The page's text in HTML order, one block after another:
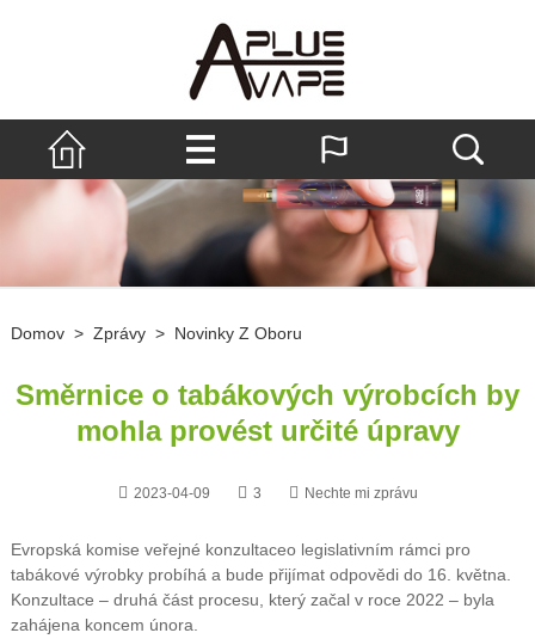
Domov > Zprávy > Novinky Z Oboru
Směrnice o tabákových výrobcích by
mohla provést určité úpravy
2023-04-09 3 Nechte mi zprávu
Evropská komise veřejné konzultaceo legislativním rámci pro
tabákové výrobky probíhá a bude přijímat odpovědi do 16. května.
Konzultace – druhá část procesu, který začal v roce 2022 – byla
zahájena koncem února.